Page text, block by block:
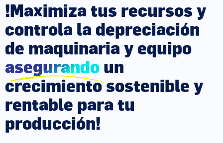
!Maximiza tus recursos y
controla la depreciación
de maquinaria y equipo
asegurando un
crecimiento sostenible y
rentable para tu
producción!